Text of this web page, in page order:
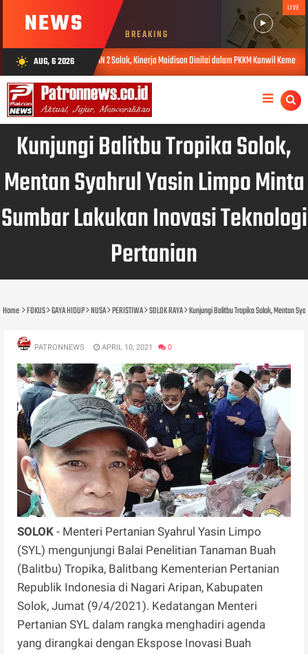
NEWS BREAKING
LIVE
wb_sunny AUG, 6 2026
2 Solok, Kinerja Maidison Dinilai dalam PKKM Kanwil Kemenag Sumbar AUG 04, 2026
Kunjungi Balitbu Tropika Solok,
Mentan Syahrul Yasin Limpo Minta
Sumbar Lakukan Inovasi Teknologi
Pertanian
Home FOKUS GAYA HIDUP NUSA PERISTIWA SOLOK RAYA Kunjungi Balitbu Tropika Solok, Mentan
PATRONNEWS APRIL 10, 2021 0
SOLOK - Menteri Pertanian Syahrul Yasin Limpo
(SYL) mengunjungi Balai Penelitian Tanaman Buah
(Balitbu) Tropika, Balitbang Kementerian Pertanian
Republik Indonesia di Nagari Aripan, Kabupaten
Solok, Jumat (9/4/2021). Kedatangan Menteri
Pertanian SYL dalam rangka menghadiri agenda
yang dirangkai dengan Ekspose Inovasi Buah